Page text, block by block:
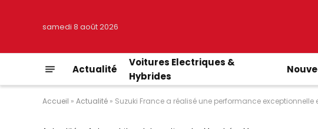
samedi 8 août 2026
Actualité
Voitures Electriques &
Hybrides
Accueil » Actualité » Suzuki France a réalisé une performance